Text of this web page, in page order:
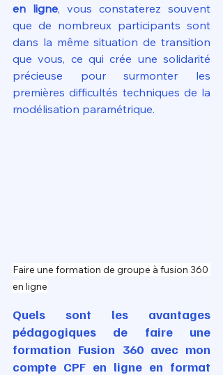
en ligne, vous constaterez souvent
que de nombreux participants sont
dans la même situation de transition
que vous, ce qui crée une solidarité
précieuse pour surmonter les
premières difficultés techniques de la
modélisation paramétrique.
Faire une formation de groupe à fusion 360
en ligne
Quels sont les avantages
pédagogiques de faire une
formation Fusion 360 avec mon
compte CPF en ligne en format